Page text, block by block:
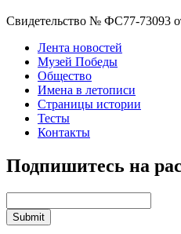
Свидетельство № ФС77-73093
Лента новостей
Музей Победы
Общество
Имена в летописи
Страницы истории
Тесты
Контакты
Подпишитесь на